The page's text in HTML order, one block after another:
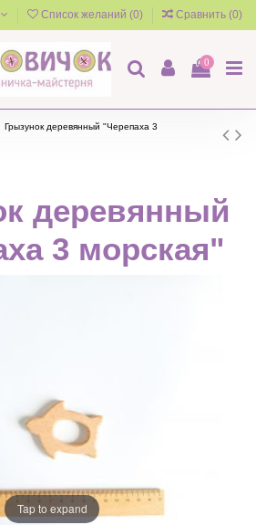
Список желаний (0) Сравнить (0)
0
Грызунок деревянный "Черепаха 3
деревянный
3 морская"
Tap to expand